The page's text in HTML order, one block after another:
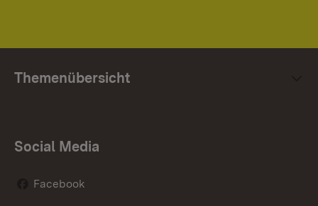
Themenübersicht
Social Media
Facebook